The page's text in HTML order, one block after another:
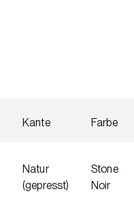
Kante Farbe
Natur
(gepresst)
Stone
Noir